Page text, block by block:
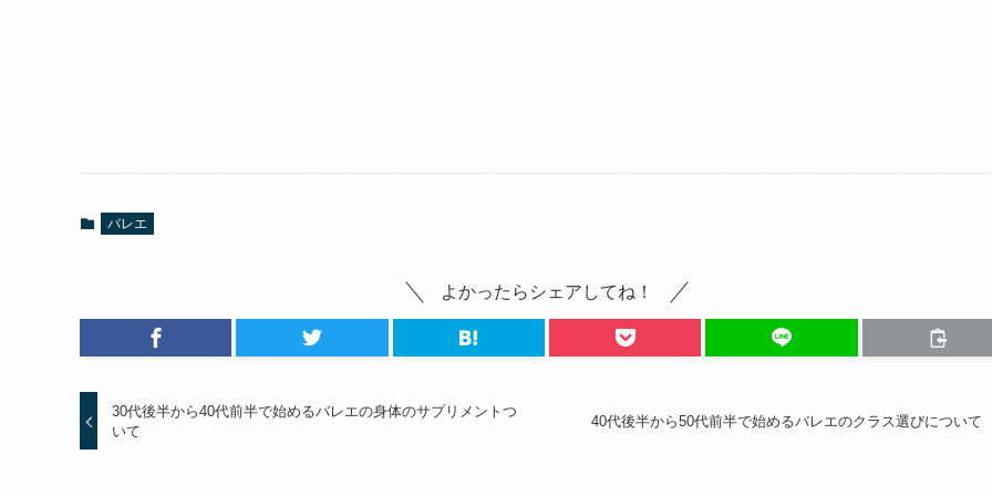
バレエ
よかったらシェアしてね！
30代後半から40代前半で始めるバレエの身体のサプリメントつ
いて
40代後半から50代前半で始めるバレエのクラス選びについて